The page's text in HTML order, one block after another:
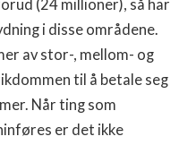
(24 millioner), så har
i disse områdene.
av stor-, mellom- og
til å betale seg
Når ting som
er det ikke